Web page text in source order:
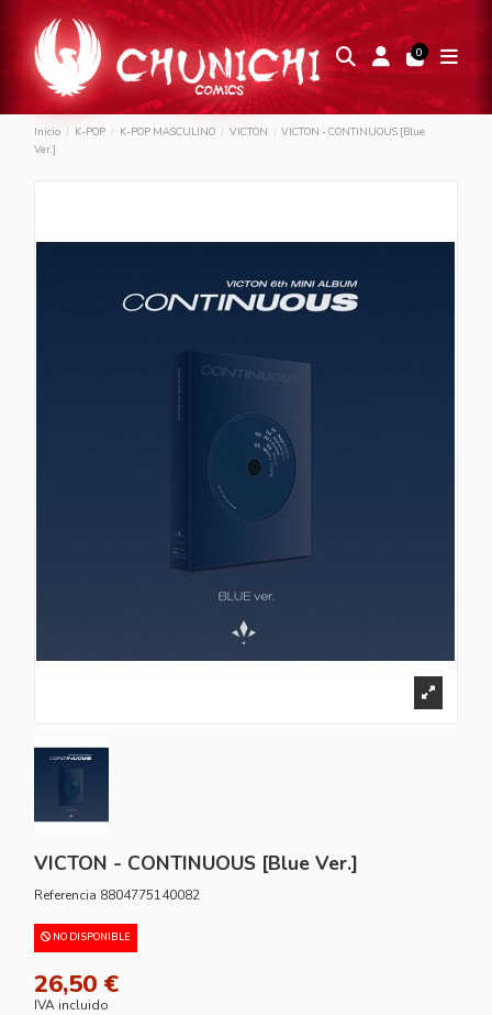
0
Inicio K-POP K-POP MASCULINO VICTON
VICTON - CONTINUOUS [Blue
Ver.]
VICTON - CONTINUOUS [Blue Ver.]
Referencia 8804775140082
NO DISPONIBLE
26,50 €
IVA incluido